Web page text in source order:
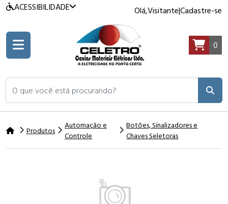
ACESSIBILIDADE Olá,Visitante|Cadastre-se
O que você está procurando?
0
Produtos
Automação e
Controle
Botões, Sinalizadores e
Chaves Seletoras